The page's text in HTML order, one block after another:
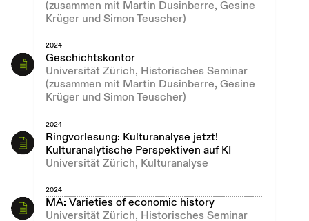
(zusammen mit Martin Dusinberre, Gesine
Krüger und Simon Teuscher)
2024
Geschichtskontor
Universität Zürich, Historisches Seminar
(zusammen mit Martin Dusinberre, Gesine
Krüger und Simon Teuscher)
2024
Ringvorlesung: Kulturanalyse jetzt!
Kulturanalytische Perspektiven auf KI
Universität Zürich, Kulturanalyse
2024
MA: Varieties of economic history
Universität Zürich, Historisches Seminar